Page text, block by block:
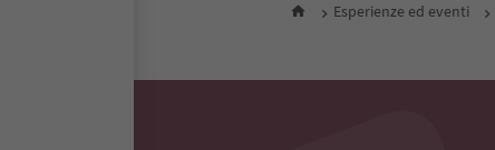
Esperienze ed eventi